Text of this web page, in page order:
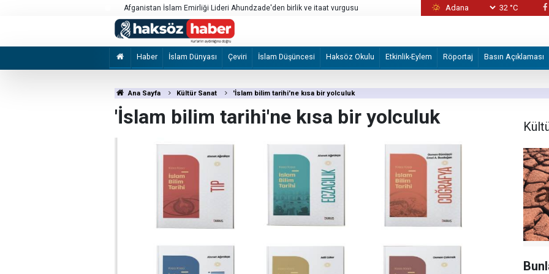
Afganistan İslam Emirliği Lideri Ahundzade'den birlik ve itaat vurgusu
İsrailli 'Honinu Örgütü' Filistinlilere şiddet
32 °C
Haber İslam Dünyası Çeviri İslam Düşüncesi Haksöz Okulu Etkinlik-Eylem Röportaj Basın Açıklaması
Ana Sayfa Kültür Sanat 'İslam bilim tarihi'ne kısa bir yolculuk
'İslam bilim tarihi'ne kısa bir yolculuk